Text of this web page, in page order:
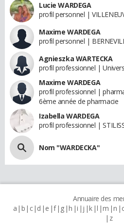
Lucie WARDEGA
profil personnel |
Maxime WARDEGA
profil personnel |
Agnieszka WARTECKA
profil professionnel |
Maxime WARDEGA
profil professionnel |
6ème année de pharmacie
Izabella WARDEGA
profil professionnel |
Nom "WARDECKA"
Annuaire des
a b c d e f g h i j k l m n
z